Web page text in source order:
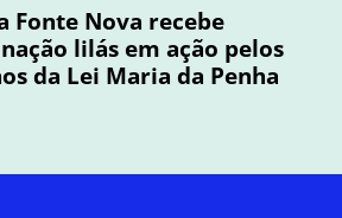
Fonte Nova recebe
lilás em ação pelos
da Lei Maria da Penha